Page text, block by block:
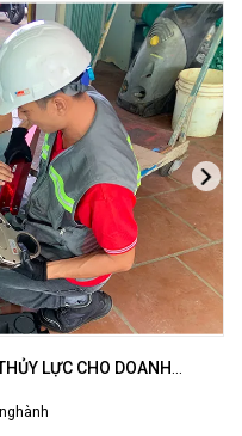
LỰC CHO DOANH